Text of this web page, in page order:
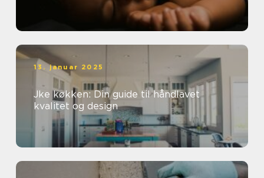
13. januar 2025
Jke køkken: Din guide til håndlavet
kvalitet og design